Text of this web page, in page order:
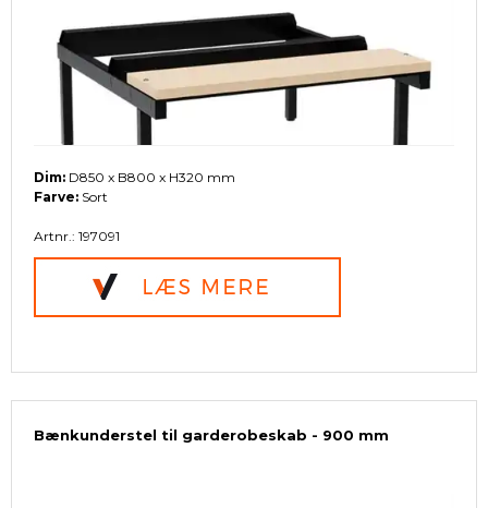
Dim: D850 x B800 x H320 mm
Farve: Sort
Artnr.: 197091
Bænkunderstel til garderobeskab - 900 mm